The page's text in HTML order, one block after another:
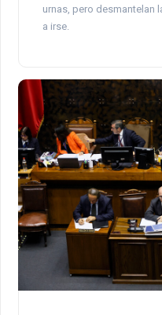
urnas, pero desmantelan
a irse.